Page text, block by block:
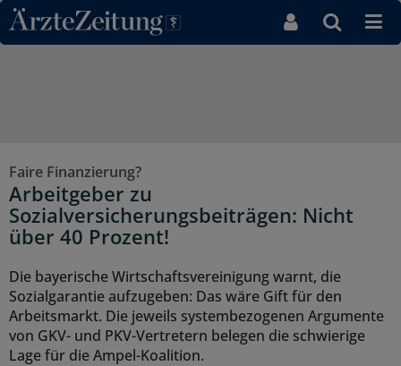
Direkt zum Inhaltsbereich
Faire Finanzierung?
Arbeitgeber zu
Sozialversicherungsbeiträgen: Nicht
über 40 Prozent!
Die bayerische Wirtschaftsvereinigung warnt, die
Sozialgarantie aufzugeben: Das wäre Gift für den
Arbeitsmarkt. Die jeweils systembezogenen Argumente
von GKV- und PKV-Vertretern belegen die schwierige
Lage für die Ampel-Koalition.